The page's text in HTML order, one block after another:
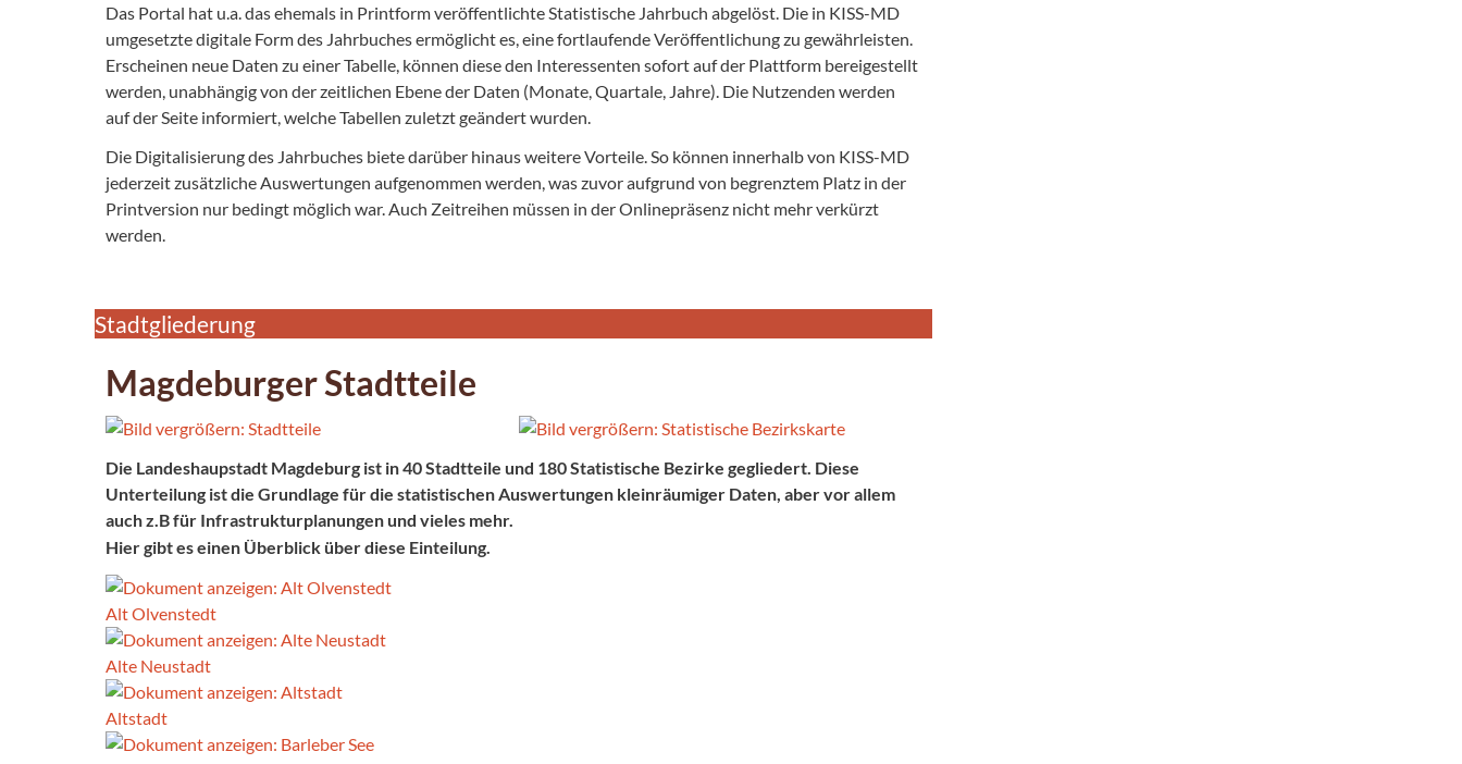
Das Portal hat u.a. das ehemals in Printform veröffentlichte Statistische Jahrbuch abgelöst. Die in KISS-MD
umgesetzte digitale Form des Jahrbuches ermöglicht es, eine fortlaufende Veröffentlichung zu gewährleisten.
Erscheinen neue Daten zu einer Tabelle, können diese den Interessenten sofort auf der Plattform bereigestellt
werden, unabhängig von der zeitlichen Ebene der Daten (Monate, Quartale, Jahre). Die Nutzenden werden
auf der Seite informiert, welche Tabellen zuletzt geändert wurden.
Die Digitalisierung des Jahrbuches biete darüber hinaus weitere Vorteile. So können innerhalb von KISS-MD
jederzeit zusätzliche Auswertungen aufgenommen werden, was zuvor aufgrund von begrenztem Platz in der
Printversion nur bedingt möglich war. Auch Zeitreihen müssen in der Onlinepräsenz nicht mehr verkürzt
werden.
Stadtgliederung
Magdeburger Stadtteile
Die Landeshaupstadt Magdeburg ist in 40 Stadtteile und 180 Statistische Bezirke gegliedert. Diese
Unterteilung ist die Grundlage fürdie statistischen Auswertungen kleinräumiger Daten, aber vor allem
auch z.B für Infrastrukturplanungen und vieles mehr.
Hier gibt es einen Überblick über diese Einteilung.
Alt Olvenstedt
Alte Neustadt
Altstadt